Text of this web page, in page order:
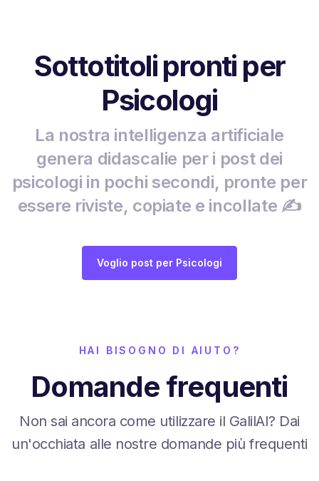
Sottotitoli pronti per
Psicologi
La nostra intelligenza artificiale
genera didascalie per i post dei
psicologi in pochi secondi, pronte per
essere riviste, copiate e incollate ✍️
Voglio post per Psicologi
HAI BISOGNO DI AIUTO?
Domande frequenti
Non sai ancora come utilizzare il GalilAI? Dai
un'occhiata alle nostre domande più frequenti